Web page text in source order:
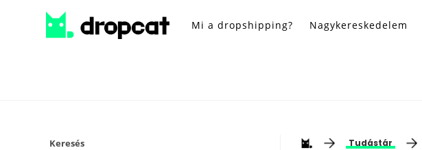
Mi a dropshipping? Nagykereskedelem
Tudástár
Keresés